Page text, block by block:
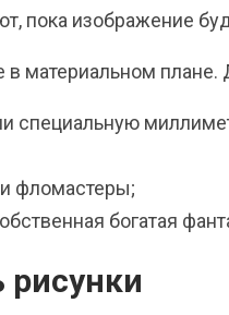
пока изображение
в материальном
специальную
фломастеры;
богатая
рисунки